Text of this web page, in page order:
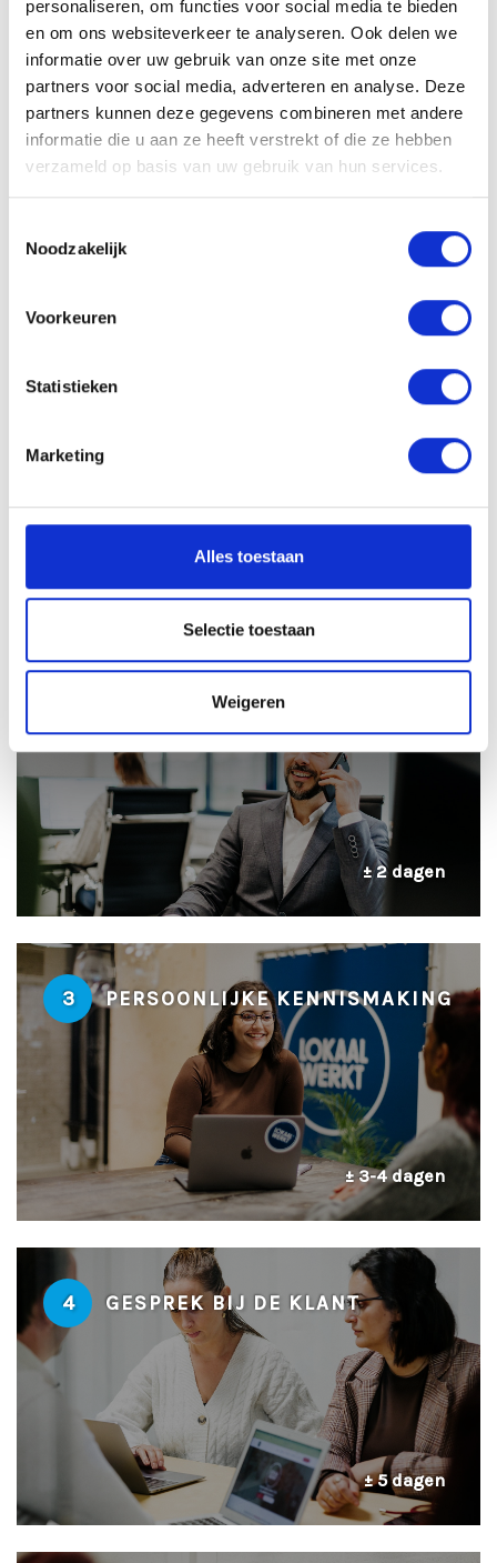
personaliseren, om functies voor social media te bieden
en om ons websiteverkeer te analyseren. Ook delen we
informatie over uw gebruik van onze site met onze
partners voor social media, adverteren en analyse. Deze
partners kunnen deze gegevens combineren met andere
informatie die u aan ze heeft verstrekt of die ze hebben
verzameld op basis van uw gebruik van hun services.
Noodzakelijk
Voorkeuren
Statistieken
Marketing
Alles toestaan
Selectie toestaan
Weigeren
Solliciteren
VACATURE DELEN
1 SOLLICITATIE BEOORDELEN
TELEFONISCHE INTAKE
± 2 dagen
3 PERSOONLIJKE KENNISMAKING
± 3-4 dagen
4 GESPREK BIJ DE KLANT
± 5 dagen